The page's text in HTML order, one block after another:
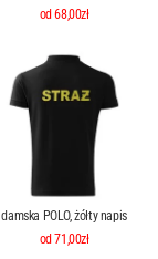
od 68,00zł
damska POLO, żółty napis
od 71,00zł